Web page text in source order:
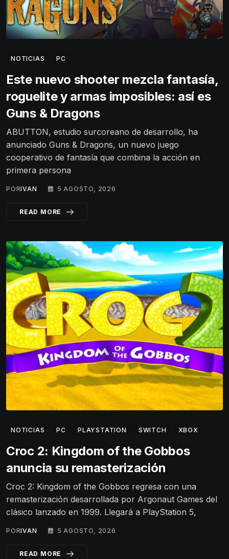
NOTICIAS PC
Este nuevo shooter mezcla fantasía,
roguelite y armas imposibles: así es
Guns & Dragons
ABUTTON, estudio surcoreano de desarrollo, ha
anunciado Guns & Dragons, un nuevo juego
cooperativo de fantasía que combina la acción en
primera persona
PORIVAN 5 AGOSTO, 2026
READ MORE
NOTICIAS PC PLAYSTATION SWITCH XBOX
Croc 2: Kingdom of the Gobbos
anuncia su remasterización
Croc 2: Kingdom of the Gobbos regresa con una
remasterización desarrollada por Argonaut Games del
clásico lanzado en 1999. Llegará a PlayStation 5,
PORIVAN 5 AGOSTO, 2026
READ MORE